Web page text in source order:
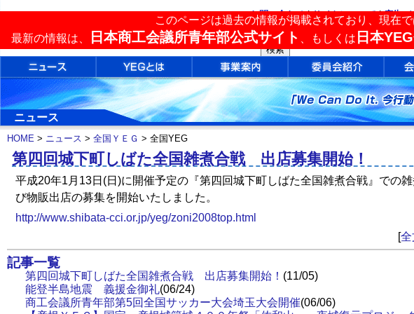
このページは過去の情報が掲載されており、現在
最新の情報は、
日本商工会議所青年部公式サイト 、もしくは 日本
お問い合わせ|サイトについて|広告バ
単会検索
HOME > ニュース > 全国ＹＥＧ > 全国YEG
ニュース
第四回城下町しばた全国雑煮合戦 出店募集開始！
平成20年1月13日(日)に開催予定の『第四回城下町しばた全国雑煮合戦』での雑
び物販出店の募集を開始いたしました。
http://www.shibata-cci.or.jp/yeg/zoni2008top.html
[全
記事一覧
第四回城下町しばた全国雑煮合戦 出店募集開始！ (11/05)
能登半島地震 義援金御礼(06/24)
商工会議所青年部第5回全国サッカー大会埼玉大会開催(06/06)